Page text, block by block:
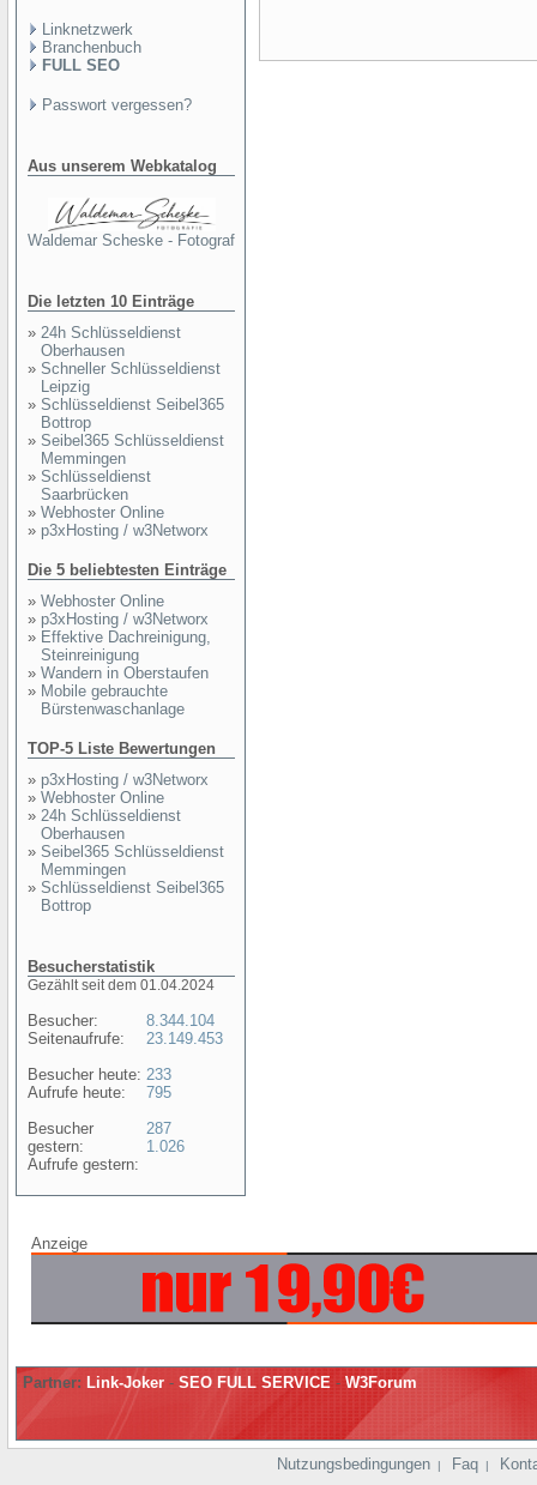
Linknetzwerk
Branchenbuch
FULL SEO
Passwort vergessen?
Aus unserem Webkatalog
Waldemar Scheske - Fotograf
Die letzten 10 Einträge
» 24h Schlüsseldienst
Oberhausen
» Schneller Schlüsseldienst
Leipzig
» Schlüsseldienst Seibel365
Bottrop
» Seibel365 Schlüsseldienst
Memmingen
» Schlüsseldienst
Saarbrücken
» Webhoster Online
» p3xHosting / w3Networx
Die 5 beliebtesten Einträge
» Webhoster Online
» p3xHosting / w3Networx
» Effektive Dachreinigung,
Steinreinigung
» Wandern in Oberstaufen
» Mobile gebrauchte
Bürstenwaschanlage
TOP-5 Liste Bewertungen
» p3xHosting / w3Networx
» Webhoster Online
» 24h Schlüsseldienst
Oberhausen
» Seibel365 Schlüsseldienst
Memmingen
» Schlüsseldienst Seibel365
Bottrop
Besucherstatistik
Gezählt seit dem 01.04.2024
Besucher:
Seitenaufrufe:
Besucher heute:
Aufrufe heute:
Besucher
gestern:
Aufrufe gestern:
8.344.104
23.149.453
233
795
287
1.026
Anzeige
Partner: Link-Joker - SEO FULL SERVICE - W3Forum
Nutzungsbedingungen | Faq |